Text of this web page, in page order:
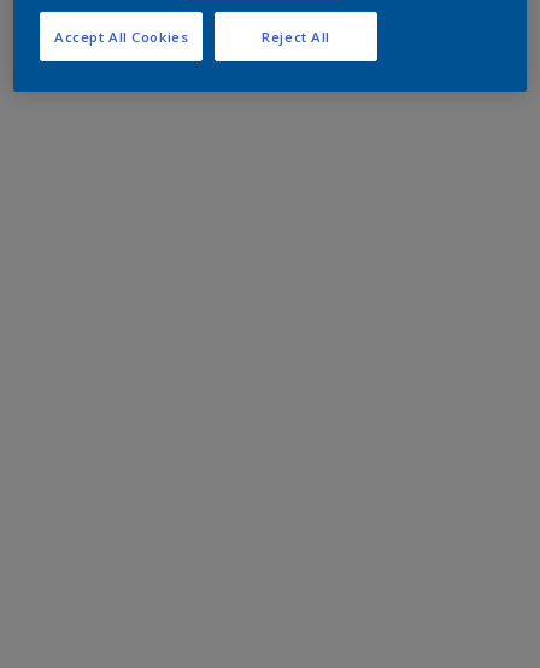
Reject All
Accept All Cookies